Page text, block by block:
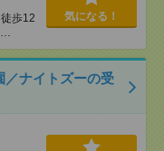
歩12
…
気になる！
ナイトズーの受